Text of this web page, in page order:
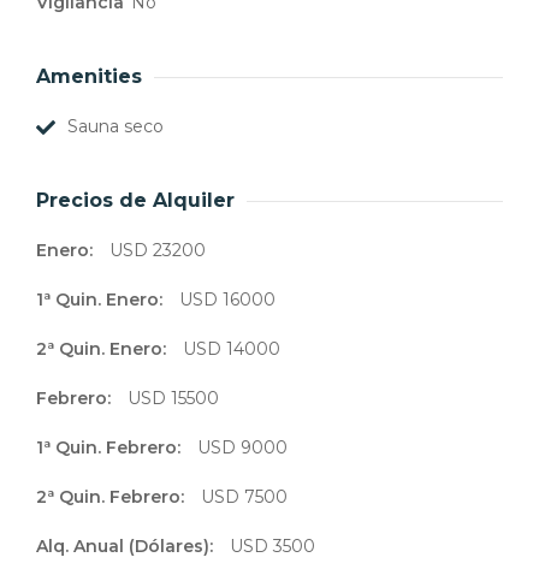
Amenities
Sauna seco
Precios de Alquiler
Enero: USD 23200
1ª Quin. Enero: USD 16000
2ª Quin. Enero: USD 14000
Febrero: USD 15500
1ª Quin. Febrero: USD 9000
2ª Quin. Febrero: USD 7500
Alq. Anual (Dólares): USD 3500